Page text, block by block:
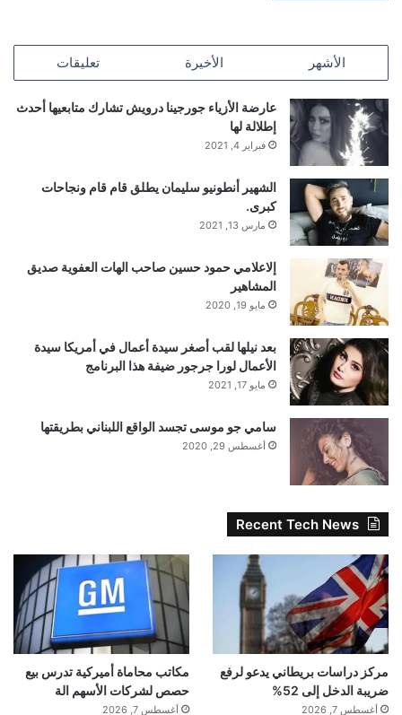
الأشهر الأخيرة تعليقات
عارضة الأزياء جورجينا درويش تشارك متابعيها أحدث
إطلالة لها
فبراير 4, 2021
الشهير أنطونيو سليمان يطلق قام قام ونجاحات
كبرى.
مارس 13, 2021
إلاعلامي حمود حسين صاحب الهات العفوية صديق
المشاهير
مايو 19, 2020
بعد نيلها لقب أصغر سيدة أعمال في أمريكا سيدة
الأعمال لورا جرجور ضيفة هذا البرنامج
مايو 17, 2021
سامي جو موسى تجسد الواقع اللبناني بطريقتها
أغسطس 29, 2020
Recent Tech News
مركز دراسات بريطاني يدعو لرفع
ضريبة الدخل إلى 52%
أغسطس 7, 2026
مكاتب محاماة أميركية تدرس بيع
حصص لشركات الأسهم الة
أغسطس 7, 2026